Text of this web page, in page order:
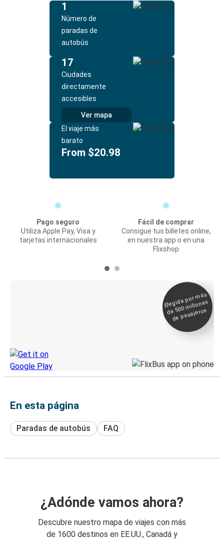
1
Número de
paradas de
autobús
17
Ciudades
directamente
accesibles
Ver mapa
El viaje más
barato
From $20.98
Pago seguro
Utiliza Apple Pay, Visa y
tarjetas internacionales
Fácil de comprar
Consigue tus billetes online,
en nuestra app o en una
Flixshop
Elegida por
más
de 500
millones
de pasajeros
En esta página
Paradas de autobús FAQ
¿Adónde vamos ahora?
Descubre nuestro mapa de viajes con más
de 1600 destinos en EE.UU., Canadá y